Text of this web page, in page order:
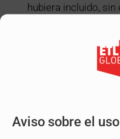
Aviso sobre el
hubiera incluido,
Por otro lado, en lo
de la medida a
solicitud de la
mayoría de
únicamente